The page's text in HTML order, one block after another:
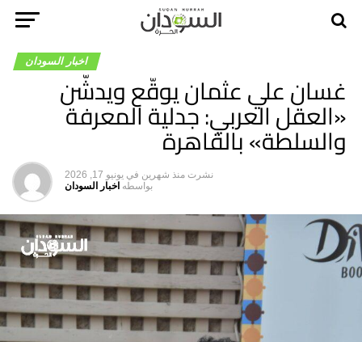
اخبار السودان
غسان علي عثمان يوقّع ويدشّن
«العقل العربي: جدلية المعرفة
والسلطة» بالقاهرة
نشرت منذ شهرين في يونيو 17, 2026
بواسطه اخبار السودان